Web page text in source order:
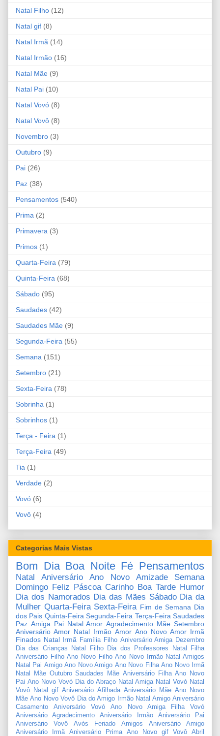
Natal Filho (12)
Natal gif (8)
Natal Irmã (14)
Natal Irmão (16)
Natal Mãe (9)
Natal Pai (10)
Natal Vovó (8)
Natal Vovô (8)
Novembro (3)
Outubro (9)
Pai (26)
Paz (38)
Pensamentos (540)
Prima (2)
Primavera (3)
Primos (1)
Quarta-Feira (79)
Quinta-Feira (68)
Sábado (95)
Saudades (42)
Saudades Mãe (9)
Segunda-Feira (55)
Semana (151)
Setembro (21)
Sexta-Feira (78)
Sobrinha (1)
Sobrinhos (1)
Terça - Feira (1)
Terça-Feira (49)
Tia (1)
Verdade (2)
Vovó (6)
Vovô (4)
Categorias Mais Vistas
Bom Dia Boa Noite Fé Pensamentos
Natal Aniversário Ano Novo Amizade
Semana
Domingo Feliz Páscoa Carinho Boa Tarde Humor
Dia dos Namorados Dia das Mães Sábado Dia da
Mulher Quarta-Feira Sexta-Feira Fim de Semana Dia
dos Pais Quinta-Feira Segunda-Feira Terça-Feira Saudades
Paz Amiga Pai Natal Amor Agradecimento Mãe Setembro
Aniversário Amor Natal Irmão Amor Ano Novo Amor Irmã
Finados Natal Irmã Família Filho Aniversário Amiga Dezembro
Dia das Crianças
Natal Filho Dia dos Professores
Natal Filha
Aniversário Filho Ano Novo Filho Ano Novo Irmão Natal Amigos
Natal Pai Amigo Ano Novo Amigo Ano Novo Filha Ano Novo Irmã
Natal Mãe Outubro Saudades Mãe Aniversário Filha Ano Novo
Pai Ano Novo Vovó Dia do Abraço Natal Amiga Natal Vovó Natal
Vovô
Natal gif Aniversário Afilhada Aniversário Mãe Ano Novo
Mãe Ano Novo Vovô Dia do Amigo Irmão Natal Amigo Aniversário
Casamento
Aniversário Vovó Ano Novo Amiga Filha
Vovó
Aniversário Agradecimento
Aniversário Irmão
Aniversário Pai
Aniversário Vovô
Avós Feriado Amigos
Aniversário Amigo
Aniversário Irmã
Aniversário Prima Ano Novo gif Vovô Abril